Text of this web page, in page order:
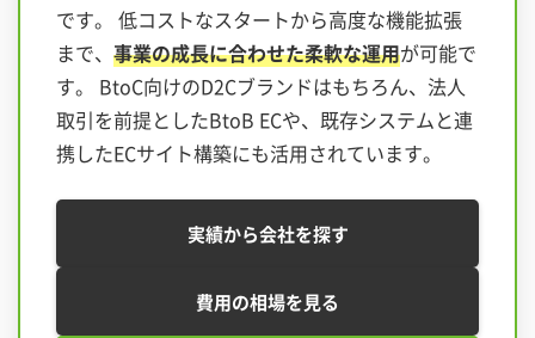
です。
まで、 事業の成長に合わせた柔軟な運用が可能で
す。
取引を前提としたBtoB ECや、既存システムと連
携したECサイト構築にも活用されています。
実績から会社を探す
費用の相場を見る